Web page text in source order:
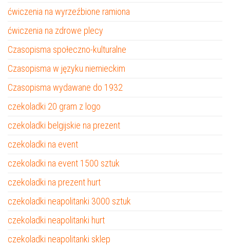
ćwiczenia na wyrzeźbione ramiona
ćwiczenia na zdrowe plecy
Czasopisma społeczno-kulturalne
Czasopisma w języku niemieckim
Czasopisma wydawane do 1932
czekoladki 20 gram z logo
czekoladki belgijskie na prezent
czekoladki na event
czekoladki na event 1500 sztuk
czekoladki na prezent hurt
czekoladki neapolitanki 3000 sztuk
czekoladki neapolitanki hurt
czekoladki neapolitanki sklep